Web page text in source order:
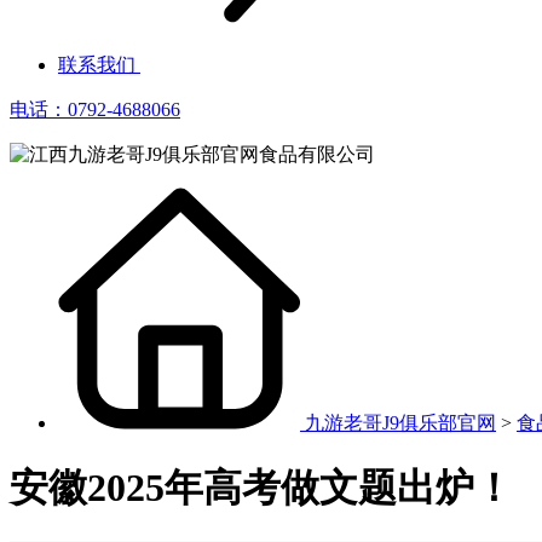
联系我们
电话：0792-4688066
九游老哥J9俱乐部官网 > 食
安徽2025年高考做文题出炉！